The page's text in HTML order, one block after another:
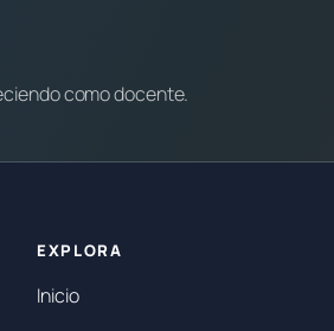
como docente.
EXPLORA
Inicio